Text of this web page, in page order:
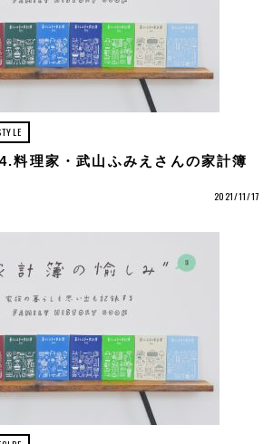
料理家・武山ふみえさんの家計簿
2021/11/17